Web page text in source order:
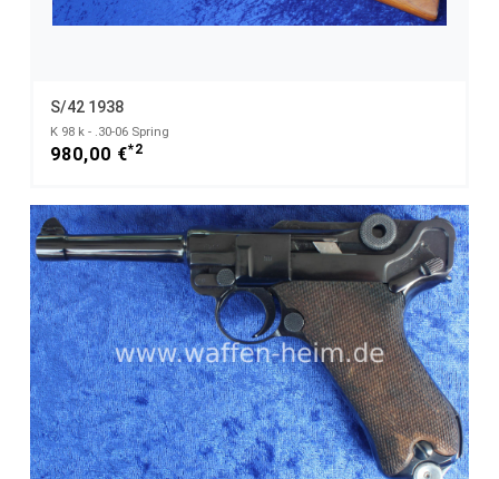
S/42 1938
K 98 k - .30-06 Spring
980,00 €*2